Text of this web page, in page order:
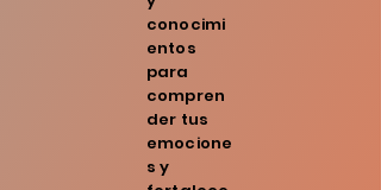
Guías,
recursos
y
conocimi
entos
para
compren
der tus